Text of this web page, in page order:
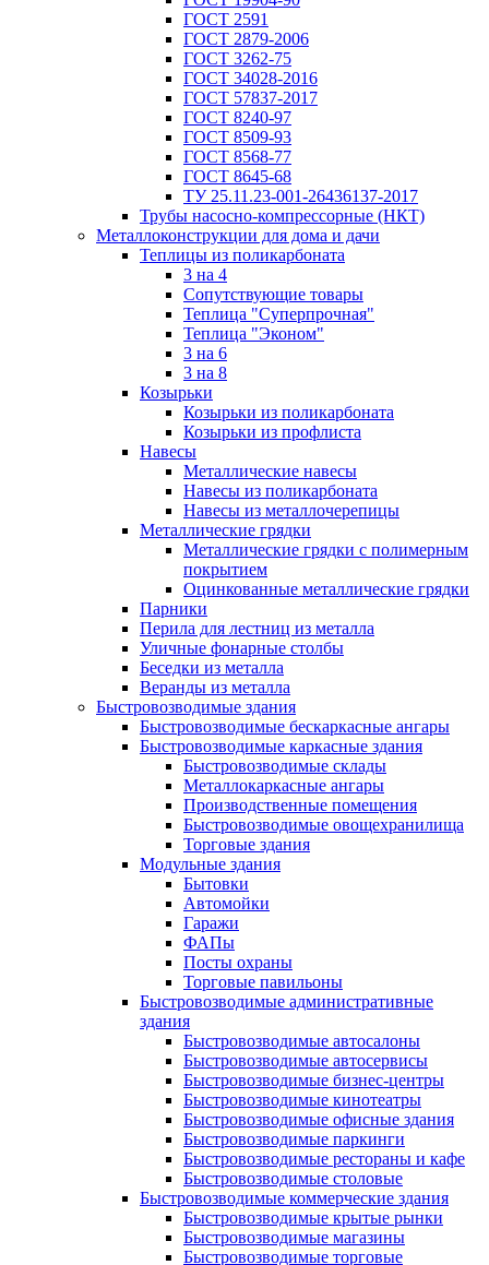
ГОСТ 2591
ГОСТ 2879-2006
ГОСТ 3262-75
ГОСТ 34028-2016
ГОСТ 57837-2017
ГОСТ 8240-97
ГОСТ 8509-93
ГОСТ 8568-77
ГОСТ 8645-68
ТУ 25.11.23-001-26436137-2017
Трубы насосно-компрессорные (НКТ)
Металлоконструкции для дома и дачи
Теплицы из поликарбоната
3 на 4
Сопутствующие товары
Теплица "Суперпрочная"
Теплица "Эконом"
3 на 6
3 на 8
Козырьки
Козырьки из поликарбоната
Козырьки из профлиста
Навесы
Металлические навесы
Навесы из поликарбоната
Навесы из металлочерепицы
Металлические грядки
Металлические грядки с полимерным
покрытием
Оцинкованные металлические грядки
Парники
Перила для лестниц из металла
Уличные фонарные столбы
Беседки из металла
Веранды из металла
Быстровозводимые здания
Быстровозводимые бескаркасные ангары
Быстровозводимые каркасные здания
Быстровозводимые склады
Металлокаркасные ангары
Производственные помещения
Быстровозводимые овощехранилища
Торговые здания
Модульные здания
Бытовки
Автомойки
Гаражи
ФАПы
Посты охраны
Торговые павильоны
Быстровозводимые административные
здания
Быстровозводимые автосалоны
Быстровозводимые автосервисы
Быстровозводимые бизнес-центры
Быстровозводимые кинотеатры
Быстровозводимые офисные здания
Быстровозводимые паркинги
Быстровозводимые рестораны и кафе
Быстровозводимые столовые
Быстровозводимые коммерческие здания
Быстровозводимые крытые рынки
Быстровозводимые магазины
Быстровозводимые торговые